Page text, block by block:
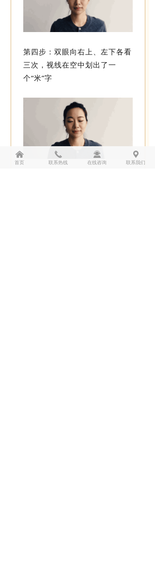
第四步：双眼向右上、左下各看
三次，视线在空中划出了一
个“米”字
낀
首页
끅
联系热线
끤
在线咨询
끇
联系我们